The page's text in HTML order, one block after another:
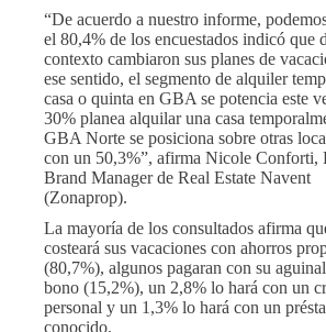
“De acuerdo a nuestro informe,
el 80,4% de los encuestados indicó que
contexto cambiaron sus planes de
ese sentido, el segmento de alquiler
casa o quinta en GBA se potencia este
30% planea alquilar una casa
GBA Norte se posiciona sobre otras
con un 50,3%”, afirma Nicole Conforti,
Brand Manager de Real Estate Navent
(Zonaprop).
La mayoría de los consultados afirma
costeará sus vacaciones con ahorros
(80,7%), algunos pagaran con su
bono (15,2%), un 2,8% lo hará con un
personal y un 1,3% lo hará con un
conocido.